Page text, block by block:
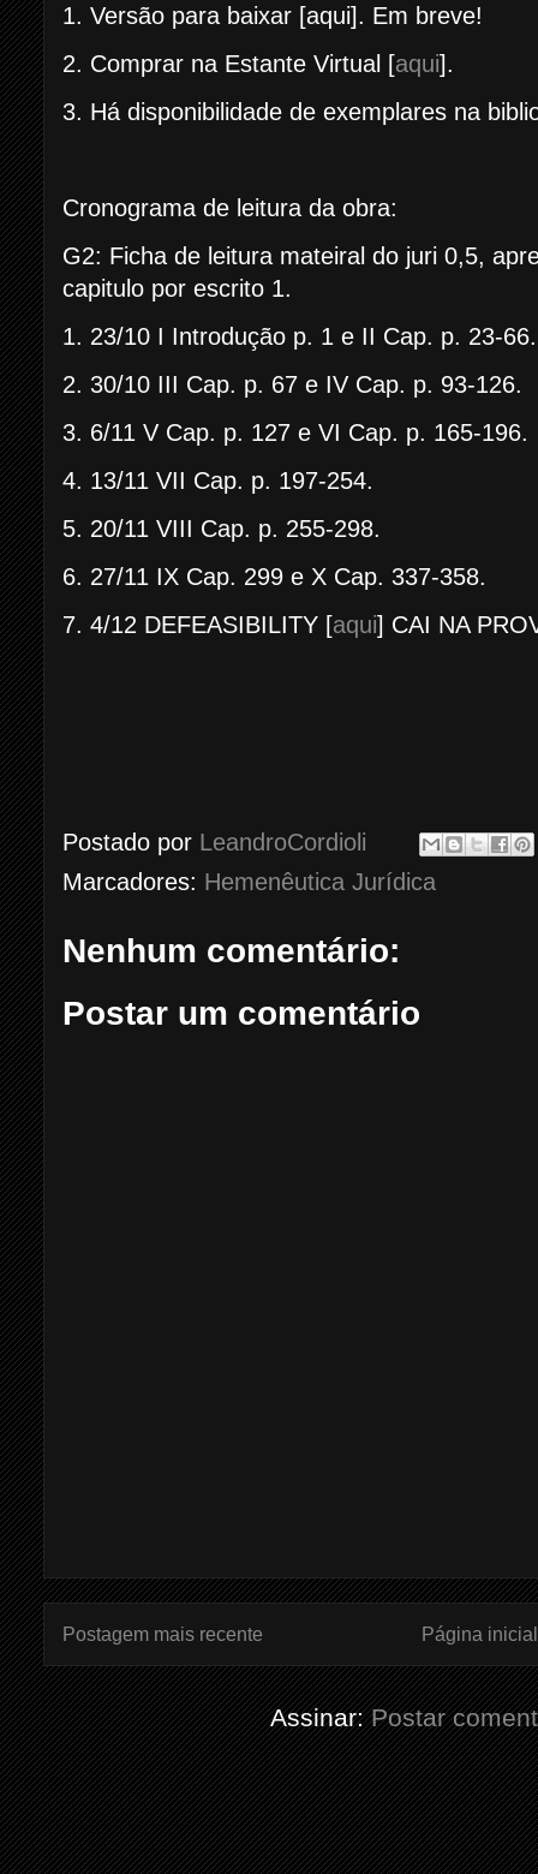
1. Versão para baixar [aqui]. Em breve!
2. Comprar na Estante Virtual [aqui].
3. Há disponibilidade de exemplares na
Cronograma de leitura da obra:
G2: Ficha de leitura mateiral do juri 0,5,
capitulo por escrito 1.
1. 23/10 I Introdução p. 1 e II Cap. p. 23-66.
2. 30/10 III Cap. p. 67 e IV Cap. p. 93-126.
3. 6/11 V Cap. p. 127 e VI Cap. p. 165-196.
4. 13/11 VII Cap. p. 197-254.
5. 20/11 VIII Cap. p. 255-298.
6. 27/11 IX Cap. 299 e X Cap. 337-358.
7. 4/12 DEFEASIBILITY [aqui] CAI NA
Postado por LeandroCordioli
Marcadores: Hemenêutica Jurídica
Nenhum comentário:
Postar um comentário
Postagem mais recente Página inicial
Assinar:Postar